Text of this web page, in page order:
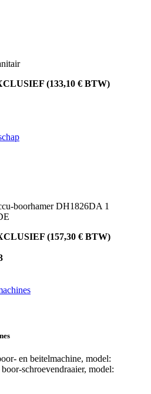
(133,10 € BTW)
boorhamer DH1826DA 1
(157,30 € BTW)
en beitelmachine, model:
schroevendraaier, model: